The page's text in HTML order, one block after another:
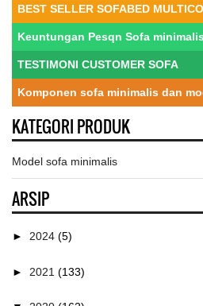
BEST SELLER SOFABED
Keuntungan Pesqn Sofa
TESTIMONI CUSTOMER SOFA
Komponen sofa minimalis dan
KATEGORI PRODUK
Model sofa minimalis
ARSIP
► 2024 (5)
► 2021 (133)